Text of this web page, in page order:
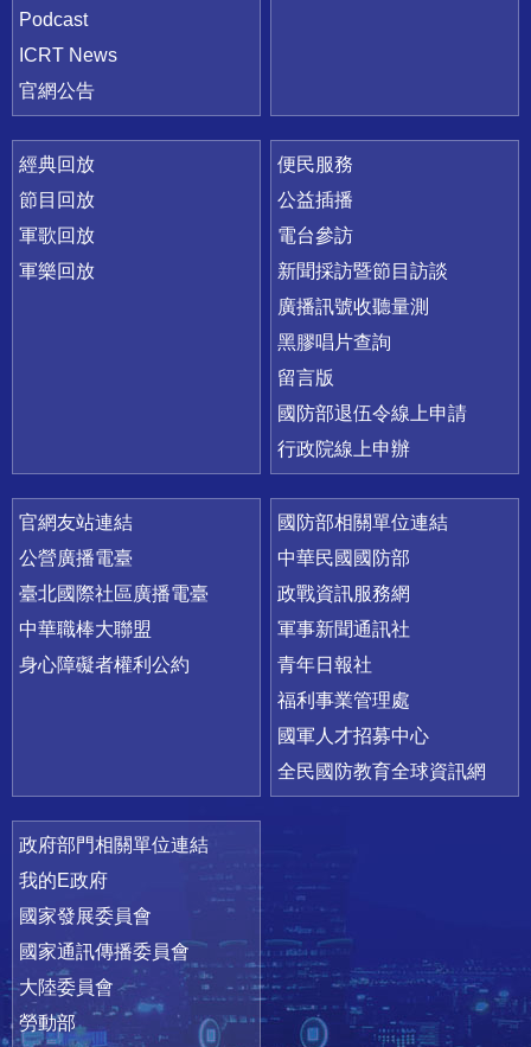
Podcast
ICRT News
官網公告
經典回放
節目回放
軍歌回放
軍樂回放
便民服務
公益插播
電台參訪
新聞採訪暨節目訪談
廣播訊號收聽量測
黑膠唱片查詢
留言版
國防部退伍令線上申請
行政院線上申辦
官網友站連結
公營廣播電臺
臺北國際社區廣播電臺
中華職棒大聯盟
身心障礙者權利公約
國防部相關單位連結
中華民國國防部
政戰資訊服務網
軍事新聞通訊社
青年日報社
福利事業管理處
國軍人才招募中心
全民國防教育全球資訊網
政府部門相關單位連結
我的E政府
國家發展委員會
國家通訊傳播委員會
大陸委員會
勞動部